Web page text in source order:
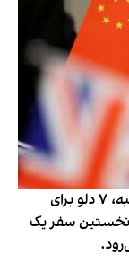
کی‌یر استارمر، نخست‌وزیر بریتانیا، روز سه‌شنبه، ۷ دلو برای
سفر یک